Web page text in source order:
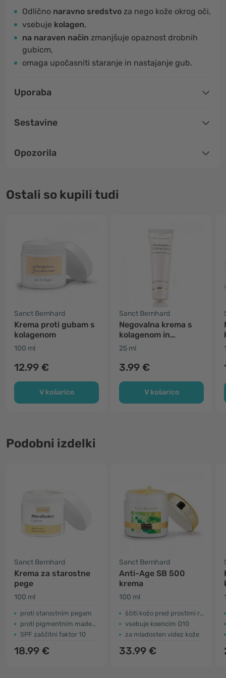
Odlično naravno sredstvo za nego kože okrog oči,
vsebuje kolagen,
na naraven način zmanjšuje opaznost drobnih
gubicm,
omaga upočasniti staranje in nastajanje gub.
Uporaba
Sestavine
Opozorila
Ostali so kupili tudi
Sanct Bernhard
Krema proti gubam s
kolagenom
100 ml
12.99 €
V košarico
Sanct Bernhard
Negovalna krema s
kolagenom in
karotinom
25 ml
3.99 €
V košarico
Podobni izdelki
Sanct Bernhard
Krema za starostne
pege
100 ml
proti starostnim pegam
proti pigmentnim madežem
SPF zaščitni faktor 10
18.99 €
Sanct Bernhard
Anti-Age SB 500
krema
100 ml
ščiti kožo pred prostimi radikali
vsebuje koencim Q10
za mladosten videz kože
33.99 €